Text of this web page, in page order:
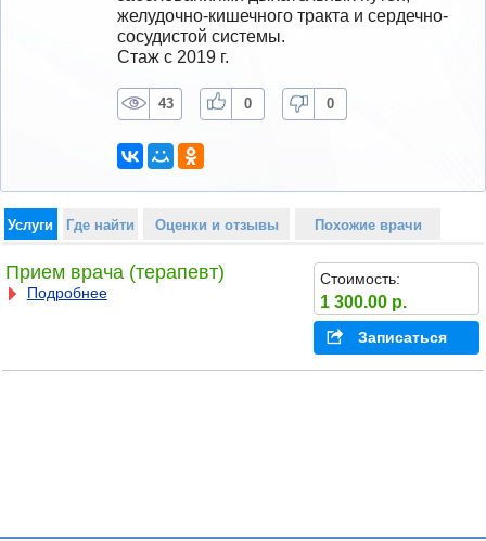
желудочно-кишечного тракта и сердечно-
сосудистой системы.
Стаж с 2019 г.
43 0 0
Услуги Где найти Оценки и отзывы Похожие врачи
Прием врача (терапевт)
Подробнее
Стоимость:
1 300.00 р.
Записаться